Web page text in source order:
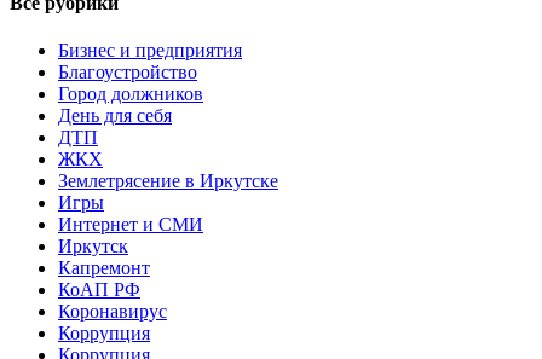
Бизнес и предприятия
Благоустройство
Город должников
День для себя
ДТП
ЖКХ
Землетрясение в Иркутске
Игры
Интернет и СМИ
Иркутск
Капремонт
КоАП РФ
Коронавирус
Коррупция
Коррупция